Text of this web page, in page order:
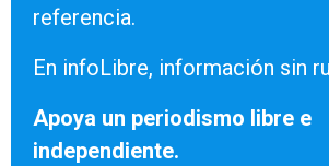
referencia.
En infoLibre, información sin
Apoya un periodismo libre e
independiente.